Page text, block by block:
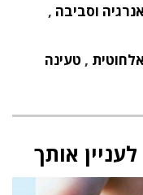
אנרגיה וסביבה ,
, טעינה
אותך